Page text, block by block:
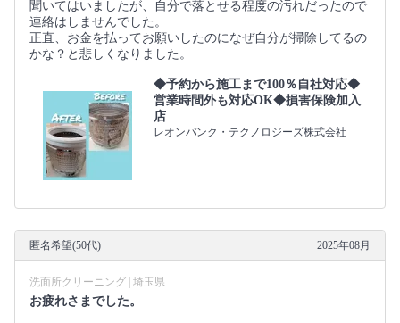
聞いてはいましたが、自分で落とせる程度の汚れだったので
連絡はしませんでした。
正直、お金を払ってお願いしたのになぜ自分が掃除してるの
かな？と悲しくなりました。
◆予約から施工まで100％自社対応◆
営業時間外も対応OK◆損害保険加入
店
レオンバンク・テクノロジーズ株式会社
匿名希望(50代) 2025年08月
洗面所クリーニング | 埼玉県
お疲れさまでした。